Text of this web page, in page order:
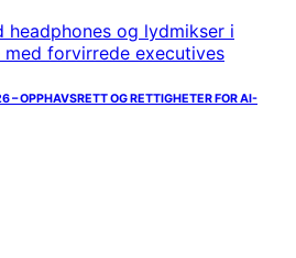
– OPPHAVSRETT OG RETTIGHETER FOR AI-